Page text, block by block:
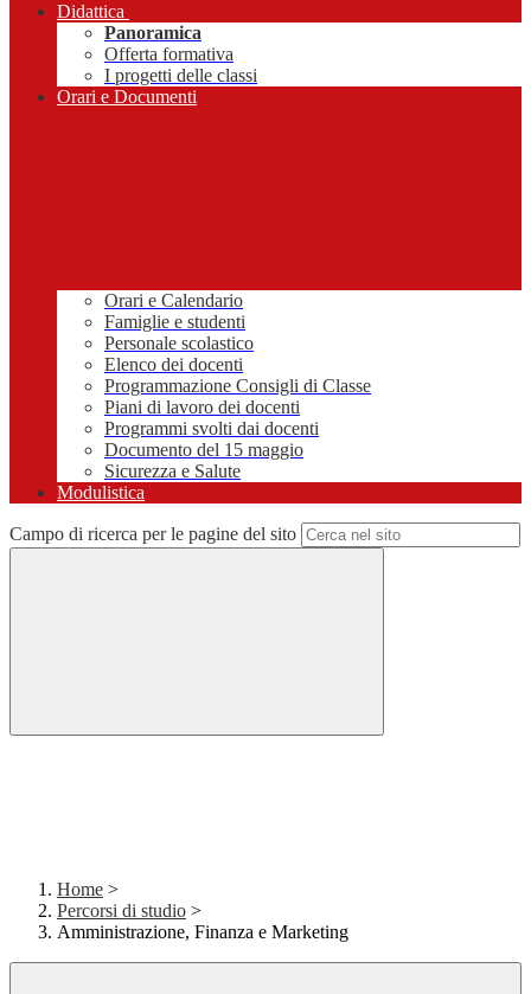
Didattica
Panoramica
Offerta formativa
I progetti delle classi
Orari e Documenti
Orari e Calendario
Famiglie e studenti
Personale scolastico
Elenco dei docenti
Programmazione Consigli di Classe
Piani di lavoro dei docenti
Programmi svolti dai docenti
Documento del 15 maggio
Sicurezza e Salute
Modulistica
Campo di ricerca per le pagine del sito
Home >
Percorsi di studio >
Amministrazione, Finanza e Marketing